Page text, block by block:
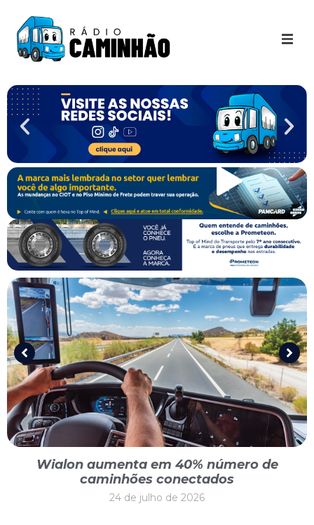
Destaques Youtube
Galeria de Fotos
Agenda
Contato
Wialon aumenta em 40% número de
caminhões conectados
24 de julho de 2026